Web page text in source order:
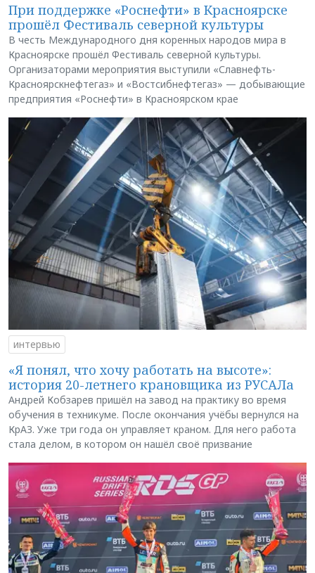
При поддержке «Роснефти» в Красноярске
прошёл Фестиваль северной культуры
В честь Международного дня коренных народов мира в
Красноярске прошёл Фестиваль северной культуры.
Организаторами мероприятия выступили «Славнефть-
Красноярскнефтегаз» и «Востсибнефтегаз» — добывающие
предприятия «Роснефти» в Красноярском крае
интервью
«Я понял, что хочу работать на высоте»:
история 20-летнего крановщика из РУСАЛа
Андрей Кобзарев пришёл на завод на практику во время
обучения в техникуме. После окончания учёбы вернулся на
КрАЗ. Уже три года он управляет краном. Для него работа
стала делом, в котором он нашёл своё призвание